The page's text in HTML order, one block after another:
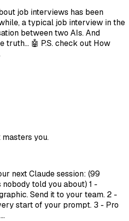
job interviews has been
a typical job interview in the
between two AIs. And
truth… 🤖 P.S. check out How
you.
next Claude session: (99
told you about) 1 -
Send it to your team. 2 -
start of your prompt. 3 - Pro